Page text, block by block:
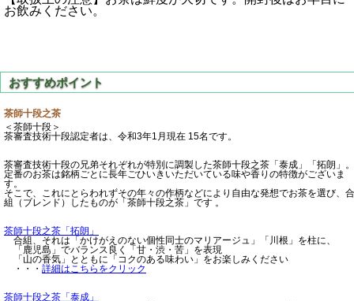
お飲みください。
茶師十段之茶
＜茶師十段＞
茶審査技術十段認定者は、令和3年1月現在 15名です。
茶審査技術十段の兄弟それぞれが特別に調製した茶師十段之茶「泰成」「拓朗」。
定番のお茶は銘柄ごとに長年ごひいきいただいている味や香りの特徴がございま
す。
そこで、これにとらわれずその年々の作柄などにより自由な発想でお茶を選び、合
組（ブレンド）したものが「茶師十段之茶」です 。
茶師十段之茶「拓朗」
合組、それは「かけがえのない個性同士のマリアージュ」「川根」を柱に、
「鹿児島」でバランス良く「甘・渋・苦」を表現
「山の香気」とともに「コクのある味わい」をお楽しみください
・・・ 詳細はこちらをクリック
茶師十段之茶「泰成」